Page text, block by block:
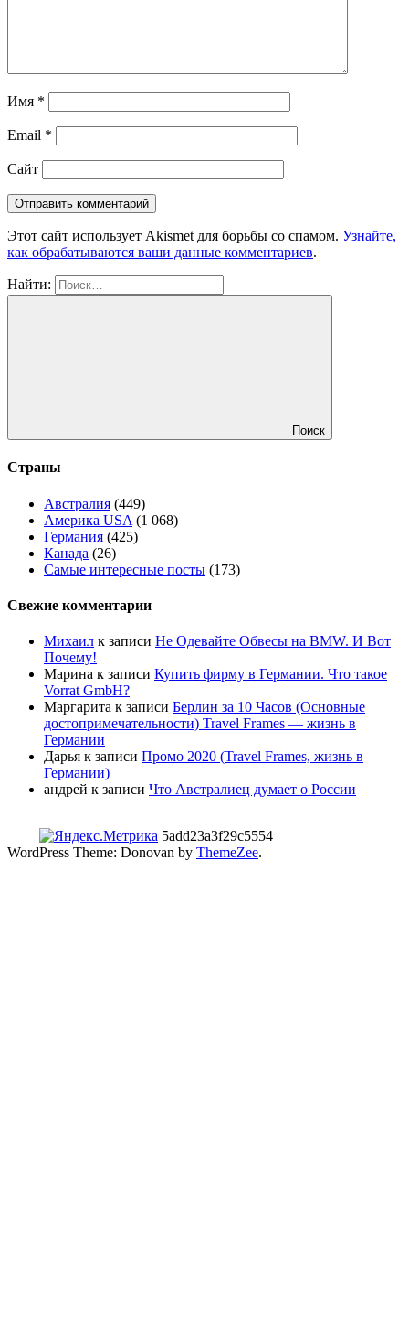
Имя *
Email *
Сайт
Этот сайт использует Akismet для борьбы со спамом. Узнайте,
как обрабатываются ваши данные комментариев.
Найти:
Поиск
Страны
Австралия (449)
Америка USA (1 068)
Германия (425)
Канада (26)
Самые интересные посты (173)
Свежие комментарии
Михаил к записи Не Одевайте Обвесы на BMW. И Вот
Почему!
Марина к записи Купить фирму в Германии. Что такое
Vorrat GmbH?
Маргарита к записи Берлин за 10 Часов (Основные
достопримечательности) Travel Frames — жизнь в
Германии
Дарья к записи Промо 2020 (Travel Frames, жизнь в
Германии)
андрей к записи Что Австралиец думает о России
5add23a3f29c5554
WordPress Theme: Donovan by ThemeZee.